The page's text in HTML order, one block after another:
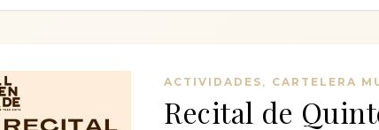
ACTIVIDADES , CARTELERA
Recital de